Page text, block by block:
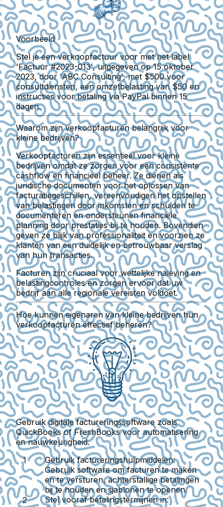
Voorbeeld
Stel je een verkoopfactuur voor met het label
'Factuur #2023-013', uitgegeven op 15 oktober
2023, door 'ABC Consulting', met $500 voor
consultdiensten, een omzetbelasting van $50 en
instructies voor betaling via PayPal binnen 15
dagen.
Waarom zijn verkoopfacturen belangrijk voor
kleine bedrijven?
Verkoopfacturen zijn essentieel voor kleine
bedrijven omdat ze zorgen voor een consistente
cashflow en financieel beheer. Ze dienen als
juridische documenten voor het oplossen van
facturatiegeschillen, vereenvoudigen het opstellen
van belastingen door inkomsten en schulden te
documenteren en ondersteunen financiële
planning door prestaties bij te houden. Bovendien
geven ze blijk van professionaliteit en voorzien ze
klanten van een duidelijk en betrouwbaar verslag
van hun transacties.
Facturen zijn cruciaal voor wettelijke naleving en
belastingcontroles en zorgen ervoor dat uw
bedrijf aan alle regionale vereisten voldoet.
Hoe kunnen eigenaren van kleine bedrijven hun
verkoopfacturen effectief beheren?
Gebruik digitale factureringssoftware zoals
QuickBooks of FreshBooks voor automatisering
en nauwkeurigheid.
Gebruik factureringshulpmiddelen:
Gebruik software om facturen te maken
en te versturen, achterstallige betalingen
bij te houden en sjablonen te openen.
Stel vooraf betalingstermijnen in: